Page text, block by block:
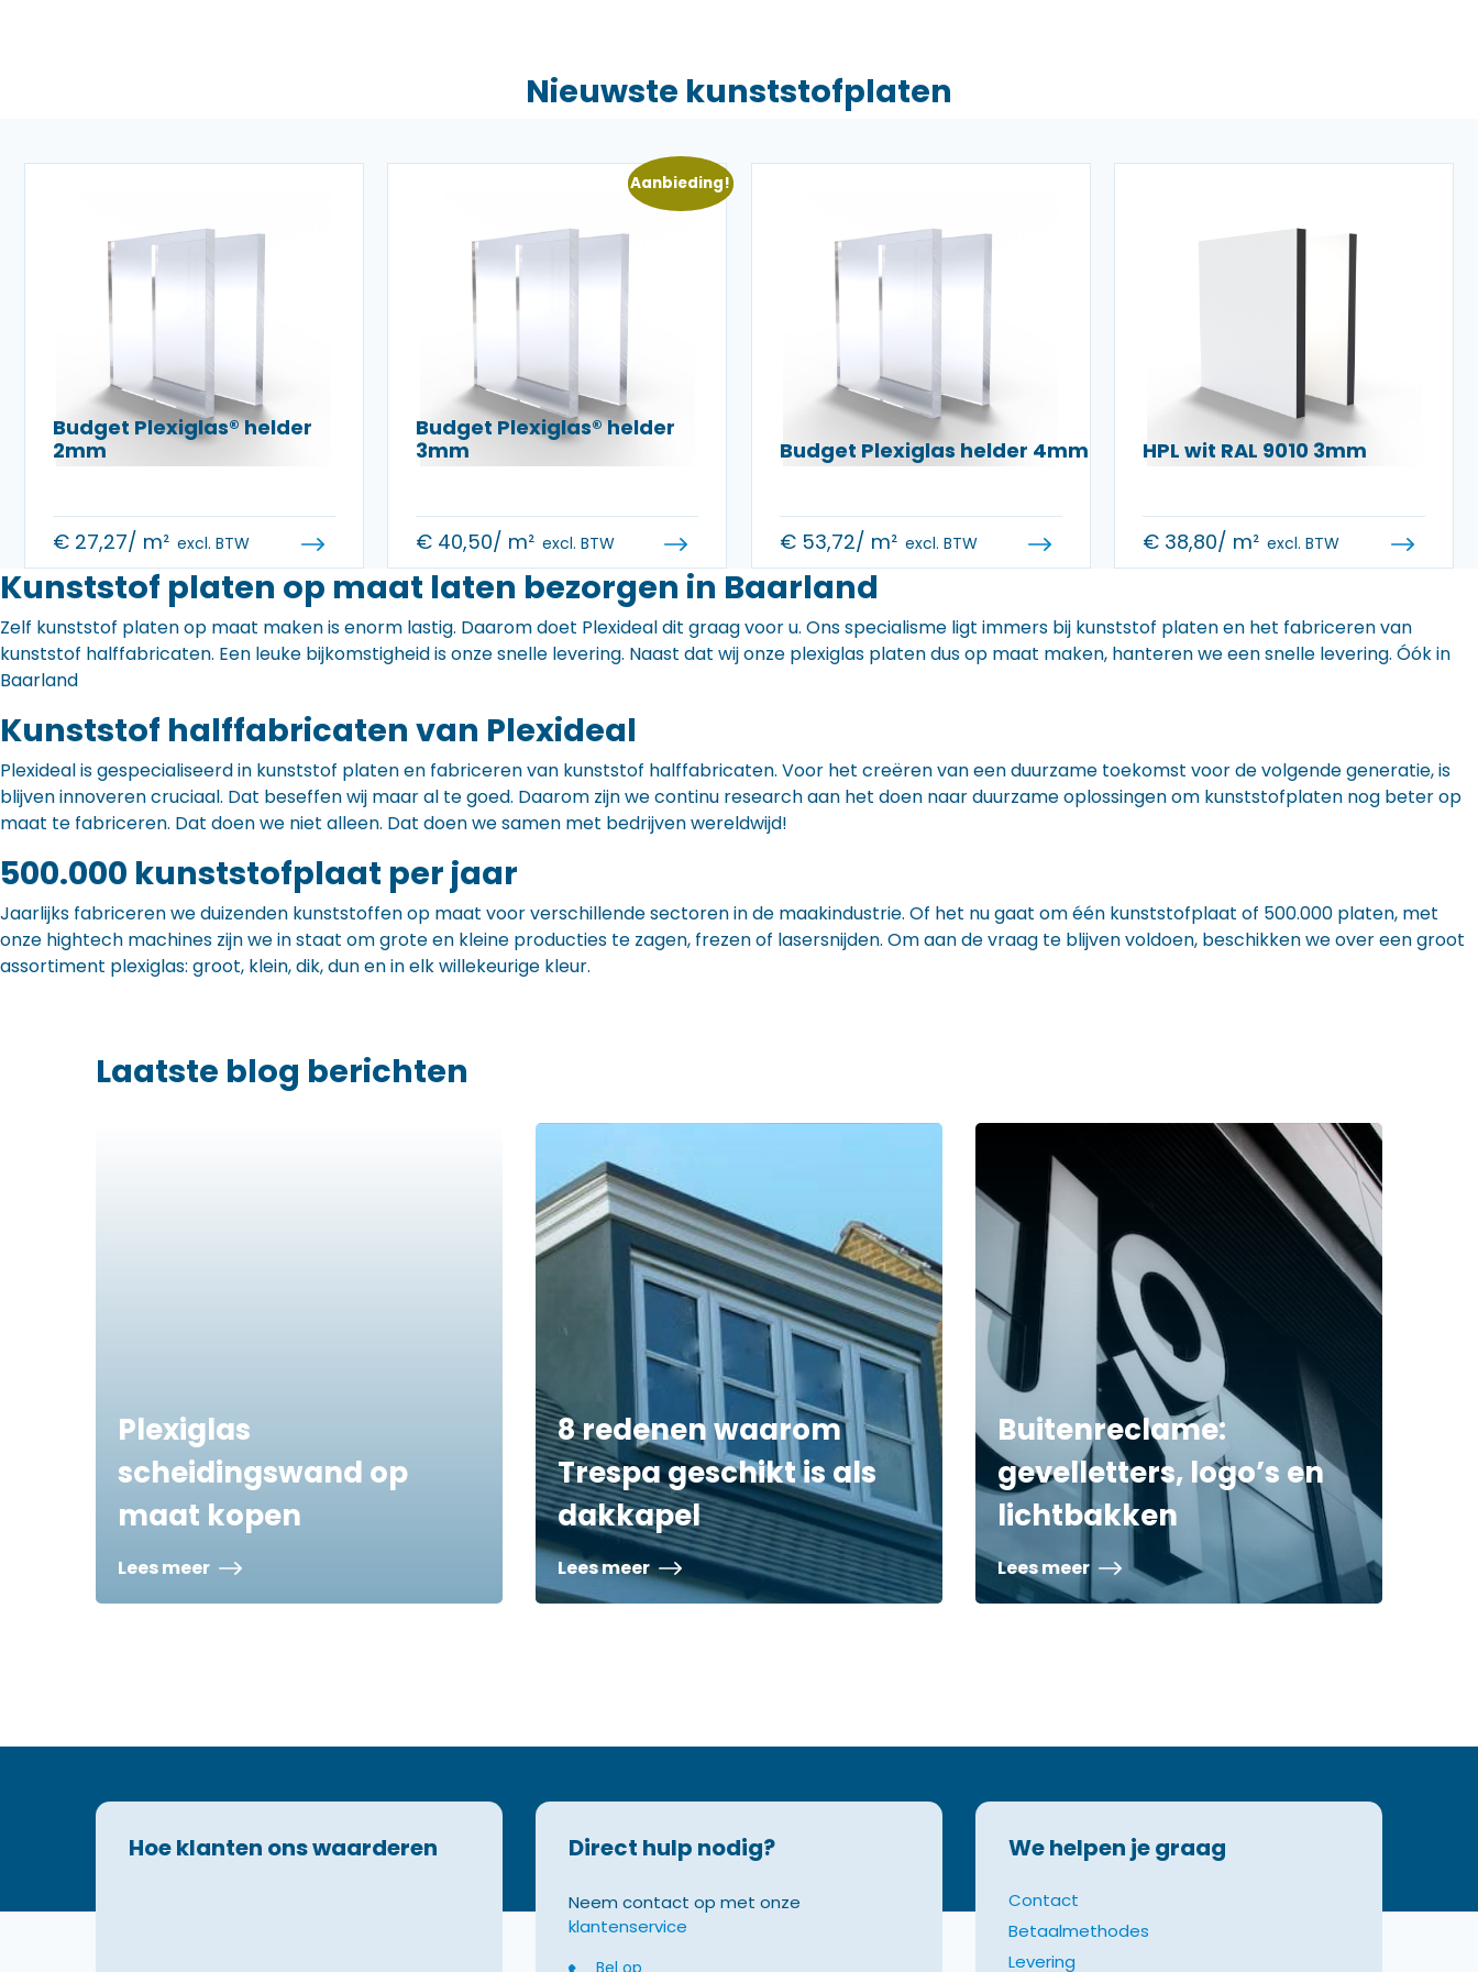
Nieuwste kunststofplaten
Budget Plexiglas® helder
2mm
€27,27/ m² excl. BTW
Aanbieding!
Budget Plexiglas® helder
3mm
€ 40,50/ m² excl. BTW
Budget Plexiglas helder 4mm
€53,72/ m² excl. BTW
HPL wit RAL 9010 3mm
€ 38,80/ m² excl. BTW
Kunststof platen op maat laten bezorgen in Baarland
Zelf kunststof platen op maat maken is enorm lastig. Daarom doet Plexideal dit graag voor u. Ons specialisme ligt immers bij kunststof platen en het fabriceren van
kunststof halffabricaten. Een leuke bijkomstigheid is onze snelle levering. Naast dat wij onze plexiglas platen dus op maat maken, hanteren we een snelle levering. Óók in
Baarland
Kunststof halffabricaten van Plexideal
Plexideal is gespecialiseerd in kunststof platen en fabriceren van kunststof halffabricaten. Voor het creëren van een duurzame toekomst voor de volgende generatie, is
blijven innoveren cruciaal. Dat beseffen wij maar al te goed. Daarom zijn we continu research aan het doen naar duurzame oplossingen om kunststofplaten nog beter op
maat te fabriceren. Dat doen we niet alleen. Dat doen we samen met bedrijven wereldwijd!
500.000 kunststofplaat per jaar
Jaarlijks fabriceren we duizenden kunststoffen op maat voor verschillende sectoren in de maakindustrie. Of het nu gaat om één kunststofplaat of 500.000 platen, met
onze hightech machines zijn we in staat om grote en kleine producties te zagen, frezen of lasersnijden. Om aan de vraag te blijven voldoen, beschikken we over een groot
assortiment plexiglas: groot, klein, dik, dun en in elk willekeurige kleur.
Laatste blog berichten
Plexiglas
scheidingswand op
maat kopen
Lees meer
8 redenen waarom
Trespa geschikt is als
dakkapel
Lees meer
Buitenreclame:
gevelletters, logo’s en
lichtbakken
Lees meer
Hoe klanten ons waarderen Direct hulp nodig?
Neem contact op met onze
klantenservice
Bel op
We helpen je graag
Contact
Betaalmethodes
Levering